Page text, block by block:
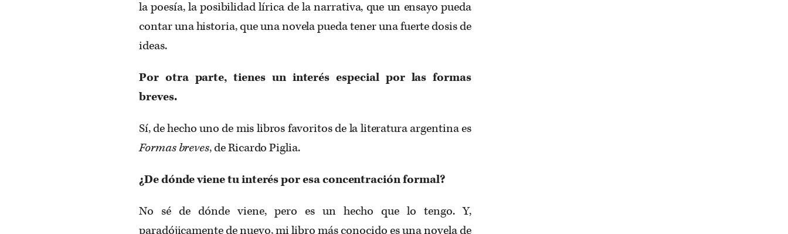
la poesía, la posibilidad lírica de la narrativa, que un ensayo pueda
contar una historia, que una novela pueda tener una fuerte dosis de
ideas.
Por otra parte, tienes un interés especial por las formas
breves.
Sí, de hecho uno de mis libros favoritos de la literatura argentina es
Formas breves, de Ricardo Piglia.
¿De dónde viene tu interés por esa concentración formal?
No sé de dónde viene, pero es un hecho que lo tengo. Y,
paradójicamente de nuevo, mi libro más conocido es una novela de